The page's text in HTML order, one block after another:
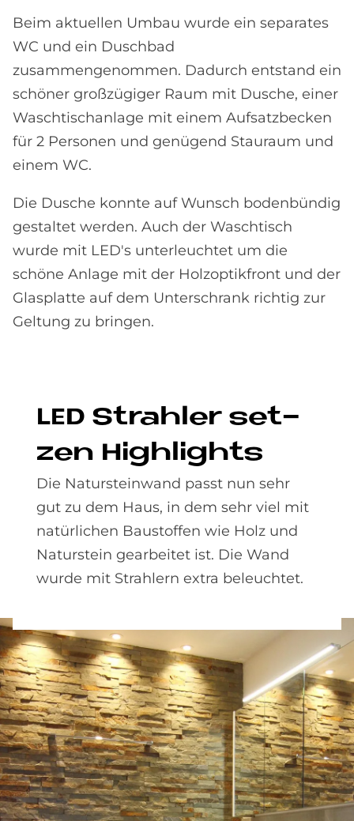
Beim aktuellen Umbau wurde ein separates
WC und ein Duschbad
zusammengenommen. Dadurch entstand ein
schöner großzügiger Raum mit Dusche, einer
Waschtischanlage mit einem Aufsatzbecken
für 2 Personen und genügend Stauraum und
einem WC.
Die Dusche konnte auf Wunsch bodenbündig
gestaltet werden. Auch der Waschtisch
wurde mit LED's unterleuchtet um die
schöne Anlage mit der Holzoptikfront und der
Glasplatte auf dem Unterschrank richtig zur
Geltung zu bringen.
LED Strah­ler set­
zen High­lights
Die Natursteinwand passt nun sehr
gut zu dem Haus, in dem sehr viel mit
natürlichen Baustoffen wie Holz und
Naturstein gearbeitet ist. Die Wand
wurde mit Strahlern extra beleuchtet.